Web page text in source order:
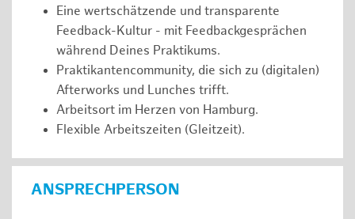
Eine wertschätzende und transparente
Feedback-Kultur - mit Feedbackgesprächen
während Deines Praktikums.
Praktikantencommunity, die sich zu (digitalen)
Afterworks und Lunches trifft.
Arbeitsort im Herzen von Hamburg.
Flexible Arbeitszeiten (Gleitzeit).
ANSPRECHPERSON